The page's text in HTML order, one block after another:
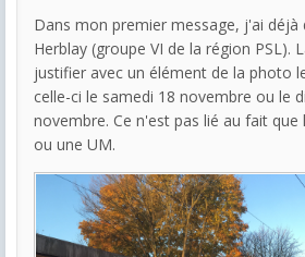
Dans mon premier message, j'ai déjà
Herblay (groupe VI de la région PSL).
justifier avec un élément de la photo
celle-ci le samedi 18 novembre ou le
novembre. Ce n'est pas lié au fait que
ou une UM.